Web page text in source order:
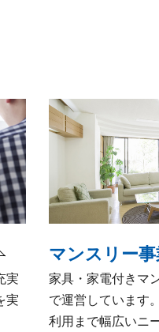
実
実
マンスリー
家具・家電付きマ
で運営しています
利用まで幅広いニ